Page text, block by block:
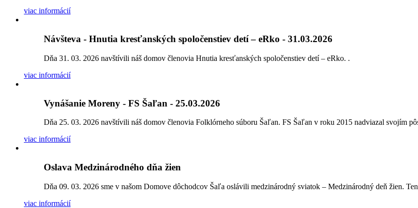
viac informácií
Návšteva - Hnutia kresťanských spoločenstiev detí – eRko - 31.03.2026
Dňa 31. 03. 2026 navštívili náš domov členovia Hnutia kresťanských spoločenstiev detí – eRko. .
viac informácií
Vynášanie Moreny - FS Šaľan - 25.03.2026
Dňa 25. 03. 2026 navštívili náš domov členovia Folklórneho súboru Šaľan. FS Šaľan v roku 2015 nadviazal svojím
viac informácií
Oslava Medzinárodného dňa žien
Dňa 09. 03. 2026 sme v našom Domove dôchodcov Šaľa oslávili medzinárodný sviatok – Medzinárodný deň žien.
viac informácií